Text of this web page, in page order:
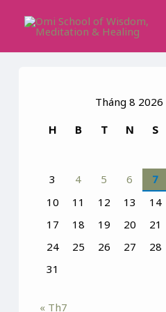
Tháng 8 2026
H
B T N S
3
4 5 6 7
10
11 12 13 14
17
18 19 20 21
24
25 26 27 28
31
« Th7